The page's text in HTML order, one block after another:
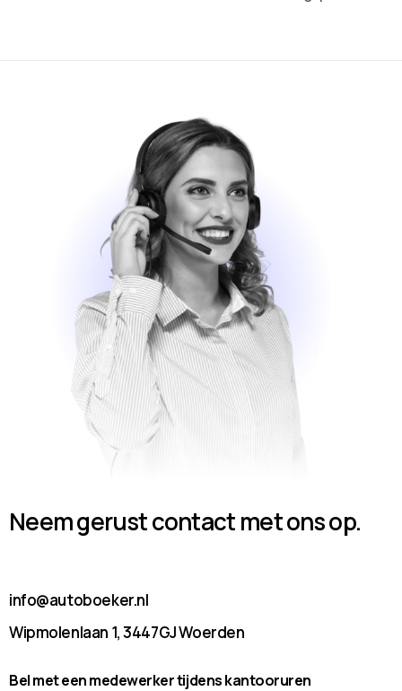
Neem gerust contact met ons op.
info@autoboeker.nl
Wipmolenlaan 1, 3447GJ Woerden
Bel met een medewerker tijdens kantooruren